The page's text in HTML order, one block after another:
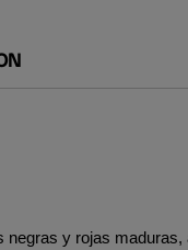
negras y rojas maduras,